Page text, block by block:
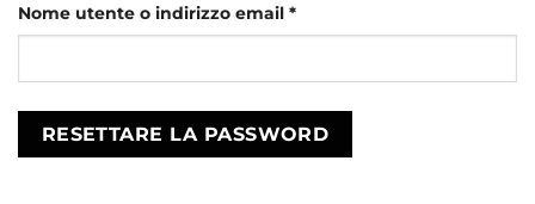
Nome utente o indirizzo email *Richiesto
RESETTARE LA PASSWORD